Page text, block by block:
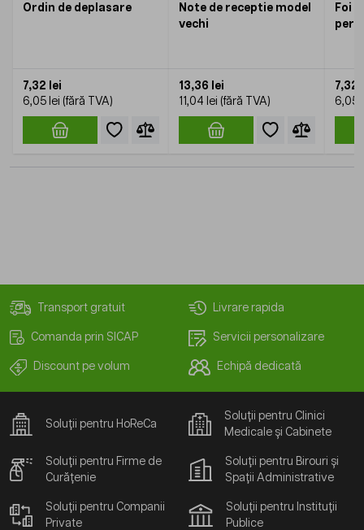
Ordin de deplasare
7,32 lei
6,05 lei
Note de receptie model
vechi
13,36 lei
11,04 lei
Foi
7,32
6,05
Transport gratuit Livrare rapida
Comanda prin SICAP Servicii personalizare
Discount pe volum Echipă dedicată
Soluții pentru HoReCa
Soluții pentru Clinici
Medicale și Cabinete
Soluții pentru Firme de
Curățenie
Soluții pentru Birouri și
Spații Administrative
Soluții pentru Companii
Private
Soluții pentru Instituții
Publice